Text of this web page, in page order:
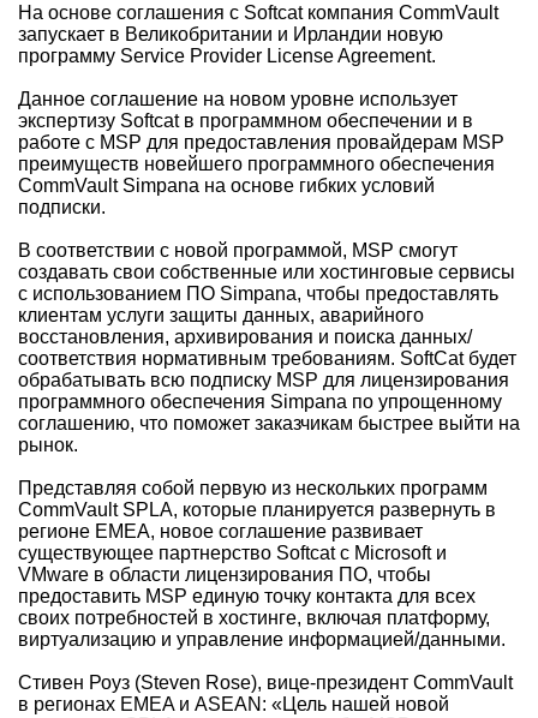
На основе соглашения с Softcat компания CommVault
запускает в Великобритании и Ирландии новую
программу Service Provider License Agreement.
Данное соглашение на новом уровне использует
экспертизу Softcat в программном обеспечении и в
работе с MSP для предоставления провайдерам MSP
преимуществ новейшего программного обеспечения
CommVault Simpana на основе гибких условий
подписки.
В соответствии с новой программой, MSP смогут
создавать свои собственные или хостинговые сервисы
с использованием ПО Simpana, чтобы предоставлять
клиентам услуги защиты данных, аварийного
восстановления, архивирования и поиска данных/
соответствия нормативным требованиям. SoftCat будет
обрабатывать всю подписку MSP для лицензирования
программного обеспечения Simpana по упрощенному
соглашению, что поможет заказчикам быстрее выйти на
рынок.
Представляя собой первую из нескольких программ
CommVault SPLA, которые планируется развернуть в
регионе EMEA, новое соглашение развивает
существующее партнерство Softcat с Microsoft и
VMware в области лицензирования ПО, чтобы
предоставить MSP единую точку контакта для всех
своих потребностей в хостинге, включая платформу,
виртуализацию и управление информацией/данными.
Стивен Роуз (Steven Rose), вице-президент CommVault
в регионах EMEA и ASEAN: «Цель нашей новой